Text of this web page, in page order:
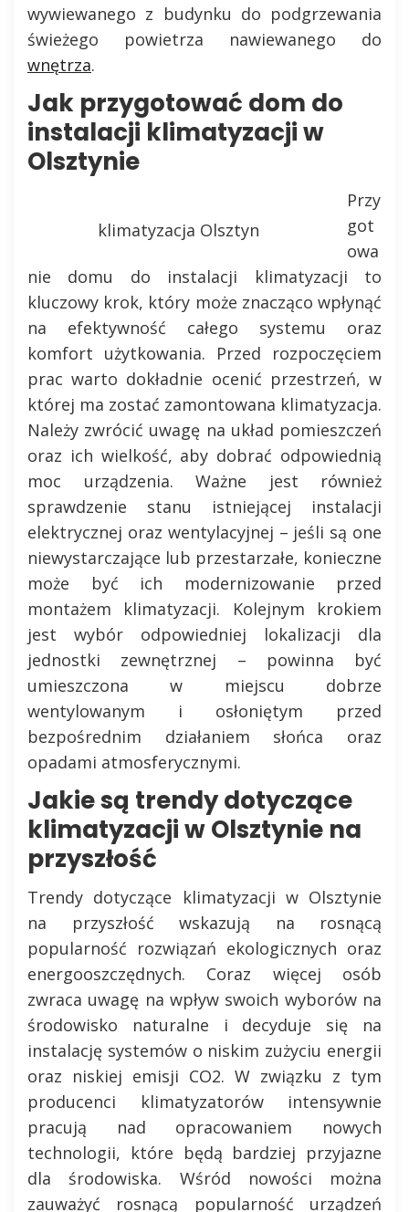
wywiewanego z budynku do podgrzewania
świeżego powietrza nawiewanego do
wnętrza.
Jak przygotować dom do
instalacji klimatyzacji w
Olsztynie
klimatyzacja Olsztyn
Przy
got
owa
nie domu do instalacji klimatyzacji to
kluczowy krok, który może znacząco wpłynąć
na efektywność całego systemu oraz
komfort użytkowania. Przed rozpoczęciem
prac warto dokładnie ocenić przestrzeń, w
której ma zostać zamontowana klimatyzacja.
Należy zwrócić uwagę na układ pomieszczeń
oraz ich wielkość, aby dobrać odpowiednią
moc urządzenia. Ważne jest również
sprawdzenie stanu istniejącej instalacji
elektrycznej oraz wentylacyjnej – jeśli są one
niewystarczające lub przestarzałe, konieczne
może być ich modernizowanie przed
montażem klimatyzacji. Kolejnym krokiem
jest wybór odpowiedniej lokalizacji dla
jednostki zewnętrznej – powinna być
umieszczona w miejscu dobrze
wentylowanym i osłoniętym przed
bezpośrednim działaniem słońca oraz
opadami atmosferycznymi.
Jakie są trendy dotyczące
klimatyzacji w Olsztynie na
przyszłość
Trendy dotyczące klimatyzacji w Olsztynie
na przyszłość wskazują na rosnącą
popularność rozwiązań ekologicznych oraz
energooszczędnych. Coraz więcej osób
zwraca uwagę na wpływ swoich wyborów na
środowisko naturalne i decyduje się na
instalację systemów o niskim zużyciu energii
oraz niskiej emisji CO2. W związku z tym
producenci klimatyzatorów intensywnie
pracują nad opracowaniem nowych
technologii, które będą bardziej przyjazne
dla środowiska. Wśród nowości można
zauważyć rosnącą popularność urządzeń